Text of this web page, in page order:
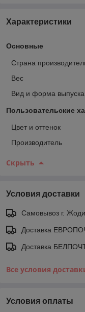
Характеристики
Основные
Страна
Вес
Вид и форма выпуска
Пользовательские
Цвет и оттенок
Производитель
Скрыть
Условия доставки
Самовывоз г.
Доставка
Доставка
Все условия
Условия оплаты